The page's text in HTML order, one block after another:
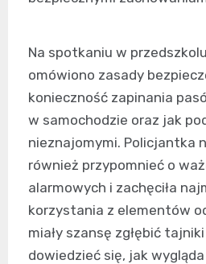
Na spotkaniu w
omówiono zasady
konieczność zapinania
w samochodzie oraz jak
nieznajomymi. Policjantka
również przypomnieć o
alarmowych i zachęciła
korzystania z elementów
miały szansę zgłębić
dowiedzieć się, jak